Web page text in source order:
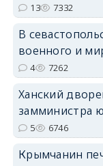
13 7332
В
военного и
4 7262
Ханский
замминистра
5 6746
Крымчанин